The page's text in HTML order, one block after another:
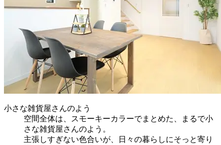
小さな雑貨屋さんのよう
空間全体は、スモーキーカラーでまとめた、まるで小
さな雑貨屋さんのよう。
主張しすぎない色合いが、日々の暮らしにそっと寄り